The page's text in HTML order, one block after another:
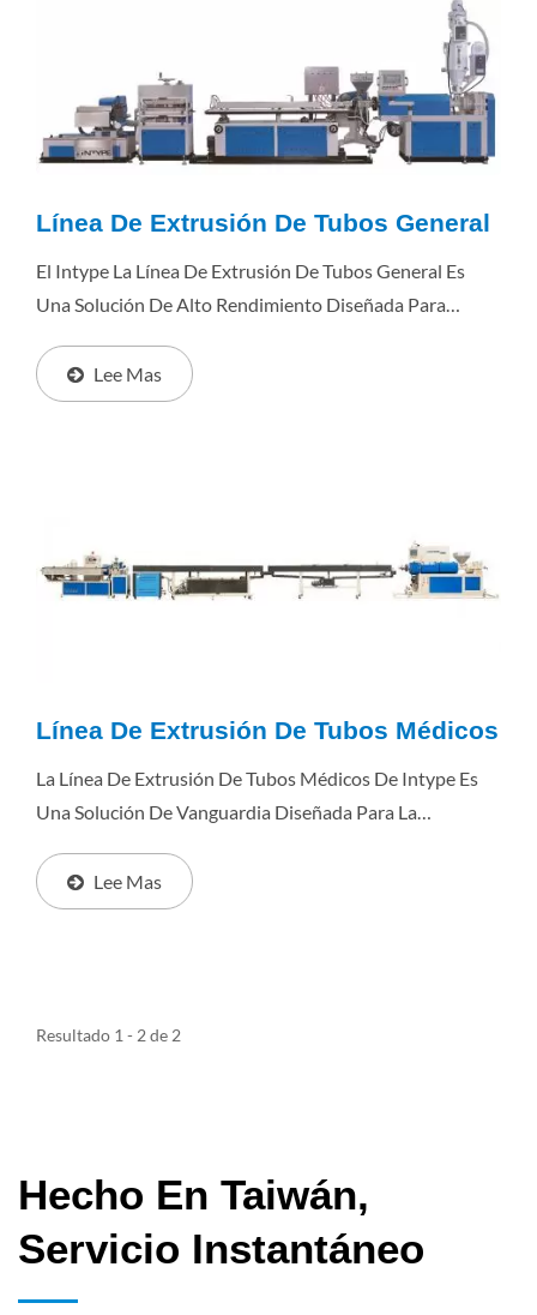
Línea De Extrusión De Tubos General
El Intype La Línea De Extrusión De Tubos General Es
Una Solución De Alto Rendimiento Diseñada Para
Incluidos Tubos Médicos, Tubos De Agua RO, Tubos...
Lee Mas
Línea De Extrusión De Tubos Médicos
La Línea De Extrusión De Tubos Médicos De Intype Es
Una Solución De Vanguardia Diseñada Para La
Su Rendimiento Superior, Estabilidad Y Alta...
Lee Mas
Resultado 1 - 2 de 2
Hecho En Taiwán,
Servicio Instantáneo